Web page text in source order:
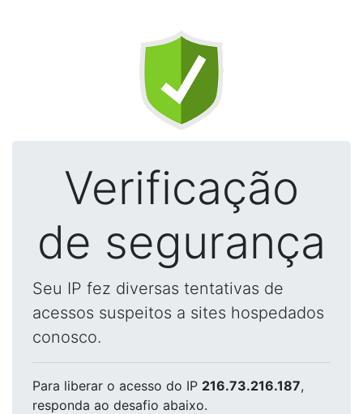
Verificação
de segurança
Seu IP fez diversas tentativas de
acessos suspeitos a sites hospedados
conosco.
Para liberar o acesso do IP 216.73.216.187,
responda ao desafio abaixo.